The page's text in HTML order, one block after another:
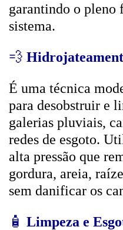
garantindo o pleno
sistema.
💨
É uma técnica
para desobstruir e
galerias pluviais,
redes de esgoto.
alta pressão que
gordura, areia,
sem danificar os
🧴 Limpeza e